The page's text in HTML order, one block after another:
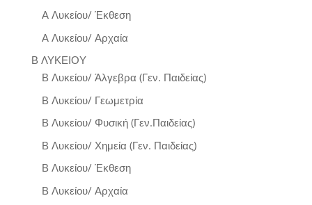
Α Λυκείου/ Έκθεση
Α Λυκείου/ Αρχαία
Β ΛΥΚΕΙΟΥ
Β Λυκείου/ Άλγεβρα (Γεν. Παιδείας)
Β Λυκείου/ Γεωμετρία
Β Λυκείου/ Φυσική (Γεν.Παιδείας)
Β Λυκείου/ Χημεία (Γεν. Παιδείας)
Β Λυκείου/ Έκθεση
Β Λυκείου/ Αρχαία